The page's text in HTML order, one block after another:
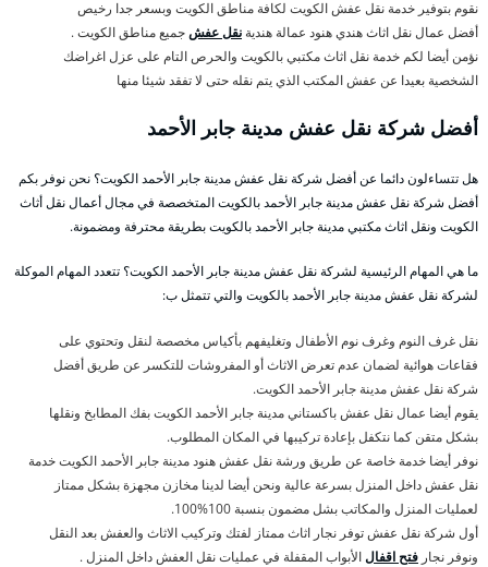
نقوم بتوفير خدمة نقل عفش الكويت لكافة مناطق الكويت وبسعر جدا رخيص
أفضل عمال نقل اثاث هندي هنود عمالة هندية نقل عفشجميع مناطق الكويت .
نؤمن أيضا لكم خدمة نقل اثاث مكتبي بالكويت والحرص التام على عزل اغراضك
الشخصية بعيدا عن عفش المكتب الذي يتم نقله حتى لا تفقد شيئا منها
أفضل شركة نقل عفش مدينة جابر الأحمد
هل تتساءلون دائما عن أفضل شركة نقل عفش مدينة جابر الأحمد الكويت؟ نحن نوفر بكم
أفضل شركة نقل عفش مدينة جابر الأحمد بالكويت المتخصصة في مجال أعمال نقل أثاث
الكويت ونقل اثاث مكتبي مدينة جابر الأحمد بالكويت بطريقة محترفة ومضمونة.
ما هي المهام الرئيسية لشركة نقل عفش مدينة جابر الأحمد الكويت؟ تتعدد المهام الموكلة
لشركة نقل عفش مدينة جابر الأحمد بالكويت والتي تتمثل ب:
نقل غرف النوم وغرف نوم الأطفال وتغليفهم بأكياس مخصصة لنقل وتحتوي على
فقاعات هوائية لضمان عدم تعرض الاثاث أو المفروشات للتكسر عن طريق أفضل
شركة نقل عفش مدينة جابر الأحمد الكويت.
يقوم أيضا عمال نقل عفش باكستاني مدينة جابر الأحمد الكويت بفك المطابخ ونقلها
بشكل متقن كما نتكفل بإعادة تركيبها في المكان المطلوب.
نوفر أيضا خدمة خاصة عن طريق ورشة نقل عفش هنود مدينة جابر الأحمد الكويت خدمة
نقل عفش داخل المنزل بسرعة عالية ونحن أيضا لدينا مخازن مجهزة بشكل ممتاز
لعمليات المنزل والمكاتب بشل مضمون بنسبة 100%100.
أول شركة نقل عفش توفر نجار اثاث ممتاز لفتك وتركيب الاثاث والعفش بعد النقل
ونوفر نجار فتح اقفالالأبواب المقفلة في عمليات نقل العفش داخل المنزل .